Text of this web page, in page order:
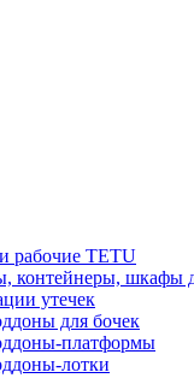
рабочие TETU
контейнеры, шкафы
утечек
для бочек
платформы
лотки